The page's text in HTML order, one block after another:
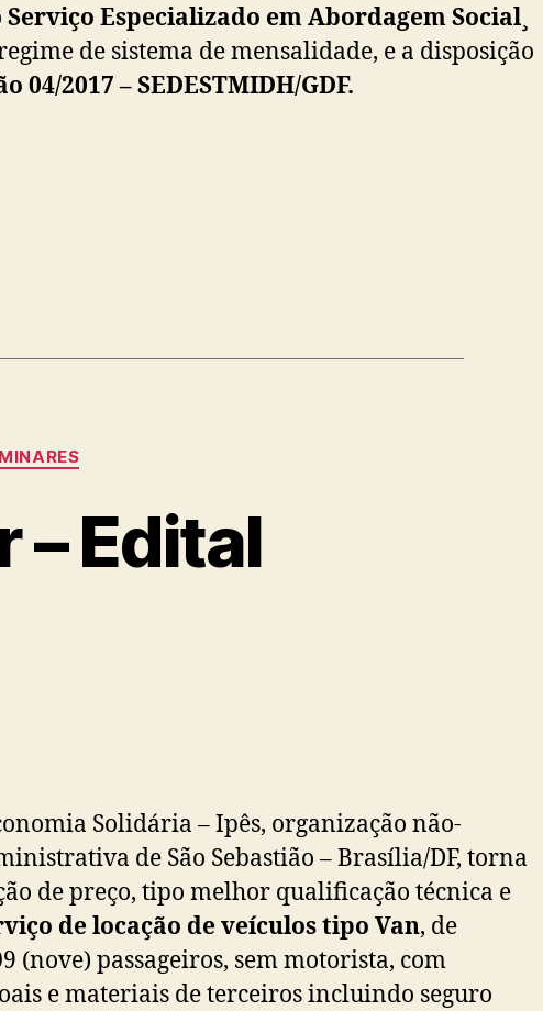
Serviço Especializado em Abordagem Social¸
de sistema de mensalidade, e a disposição
04/2017 – SEDESTMIDH/GDF.
– Edital
Solidária – Ipês, organização não-
de São Sebastião – Brasília/DF, torna
de preço, tipo melhor qualificação técnica e
de locação de veículos tipo Van, de
(nove) passageiros, sem motorista, com
e materiais de terceiros incluindo seguro